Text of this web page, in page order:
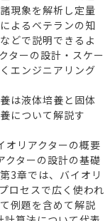
現象を解析し定量
よるベテランの知
どで説明できるよ
ターの設計・スケー
エンジニアリング
は液体培養と固体
について解説す
リアクターの概要
クターの設計の基礎
3章では、バイオリ
ロセスで広く使われ
例題を含めて解説